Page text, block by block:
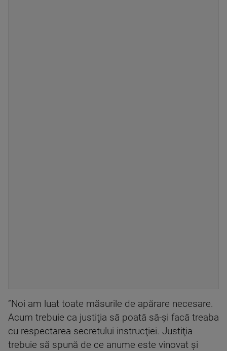
”Noi am luat toate măsurile de apărare necesare.
Acum trebuie ca justiţia să poată să-şi facă treaba
cu respectarea secretului instrucţiei. Justiţia
trebuie să spună de ce anume este vinovat şi